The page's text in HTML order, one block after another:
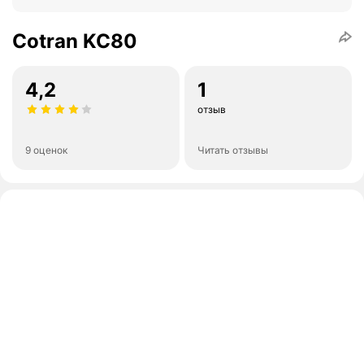
Cotran KC80
4,2
9 оценок
1
отзыв
Читать отзывы